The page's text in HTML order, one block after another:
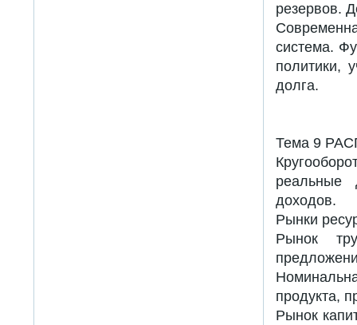
резервов.
система.
политики,
долга.
Тема 9
реальные
доходов.
Рынки
Рынок
продукта,
Рынок